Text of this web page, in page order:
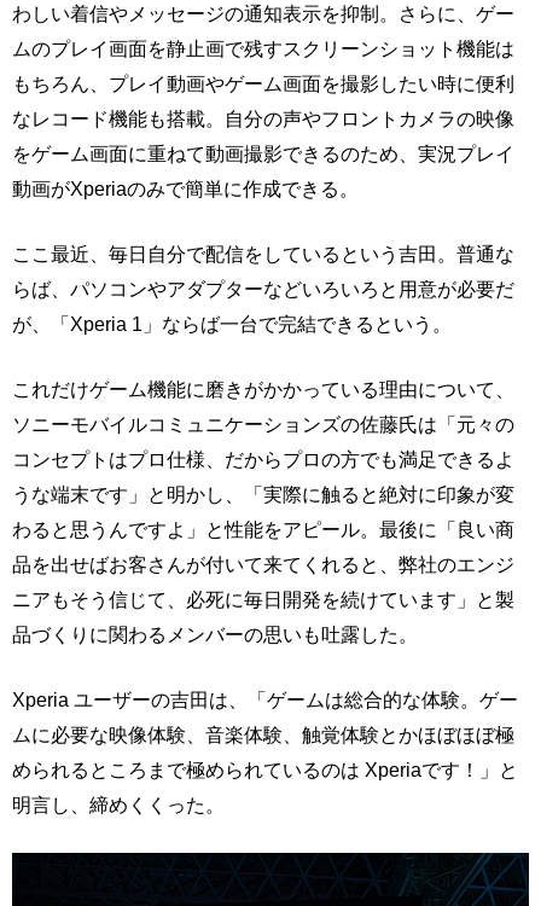
わしい着信やメッセージの通知表示を抑制。さらに、ゲー
ムのプレイ画面を静止画で残すスクリーンショット機能は
もちろん、プレイ動画やゲーム画面を撮影したい時に便利
なレコード機能も搭載。自分の声やフロントカメラの映像
をゲーム画面に重ねて動画撮影できるのため、実況プレイ
動画がXperiaのみで簡単に作成できる。
ここ最近、毎日自分で配信をしているという吉田。普通な
らば、パソコンやアダプターなどいろいろと用意が必要だ
が、「Xperia 1」ならば一台で完結できるという。
これだけゲーム機能に磨きがかかっている理由について、
ソニーモバイルコミュニケーションズの佐藤氏は「元々の
コンセプトはプロ仕様、だからプロの方でも満足できるよ
うな端末です」と明かし、「実際に触ると絶対に印象が変
わると思うんですよ」と性能をアピール。最後に「良い商
品を出せばお客さんが付いて来てくれると、弊社のエンジ
ニアもそう信じて、必死に毎日開発を続けています」と製
品づくりに関わるメンバーの思いも吐露した。
Xperia ユーザーの吉田は、「ゲームは総合的な体験。ゲー
ムに必要な映像体験、音楽体験、触覚体験とかほぼほぼ極
められるところまで極められているのは Xperiaです！」と
明言し、締めくくった。